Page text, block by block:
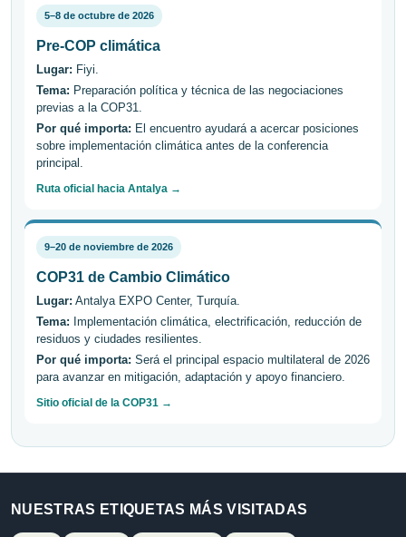
5–8 de octubre de 2026
Pre-COP climática
Lugar: Fiyi.
Tema: Preparación política y técnica de las negociaciones
previas a la COP31.
Por qué importa: El encuentro ayudará a acercar posiciones
sobre implementación climática antes de la conferencia
principal.
Ruta oficial hacia Antalya →
9–20 de noviembre de 2026
COP31 de Cambio Climático
Lugar: Antalya EXPO Center, Turquía.
Tema: Implementación climática, electrificación, reducción de
residuos y ciudades resilientes.
Por qué importa: Será el principal espacio multilateral de 2026
para avanzar en mitigación, adaptación y apoyo financiero.
Sitio oficial de la COP31 →
NUESTRAS ETIQUETAS MÁS VISITADAS